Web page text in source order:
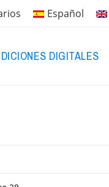
Español
DIGITALES